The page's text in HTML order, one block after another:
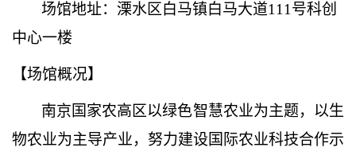
场馆地址： 溧水区白马镇白马大道111号科创
中心一楼
【场馆概况】
南京国家农高区以绿色智慧农业为主题，以生
物农业为主导产业，努力建设国际农业科技合作示